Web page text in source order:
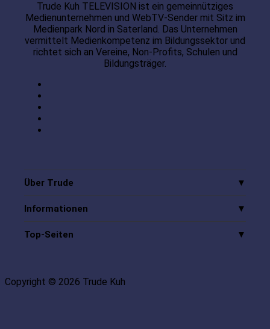
Trude Kuh TELEVISION ist ein gemeinnütziges
Medienunternehmen und WebTV-Sender mit Sitz im
Medienpark Nord in Saterland. Das Unternehmen
vermittelt Medienkompetenz im Bildungssektor und
richtet sich an Vereine, Non-Profits, Schulen und
Bildungsträger.
Über Trude
Informationen
Top-Seiten
Copyright © 2026 Trude Kuh